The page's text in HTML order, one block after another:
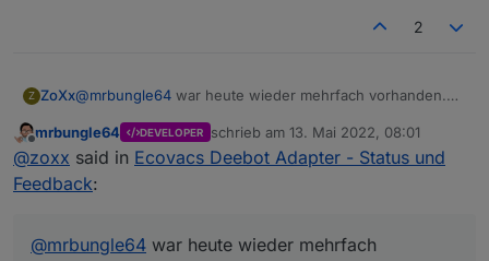
(für Deebot Geräte im Allgemeinen)
2
Z ZoXx@mrbungle64 war heute wieder mehrfach vorhanden.
Danke!
mrbungle64 DEVELOPER schrieb am 13. Mai 2022, 08:01
zuletzt editiert von
@zoxx said in Ecovacs Deebot Adapter - Status und
Feedback:
@mrbungle64 war heute wieder mehrfach